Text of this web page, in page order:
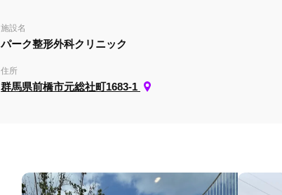
施設名
パーク整形外科クリニック
住所
群馬県前橋市元総社町1683-1